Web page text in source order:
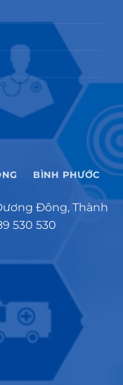
BÌNH PHƯỚC
Đông, Thành
530 530